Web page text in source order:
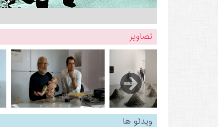
تصاویر
ویدئو ها